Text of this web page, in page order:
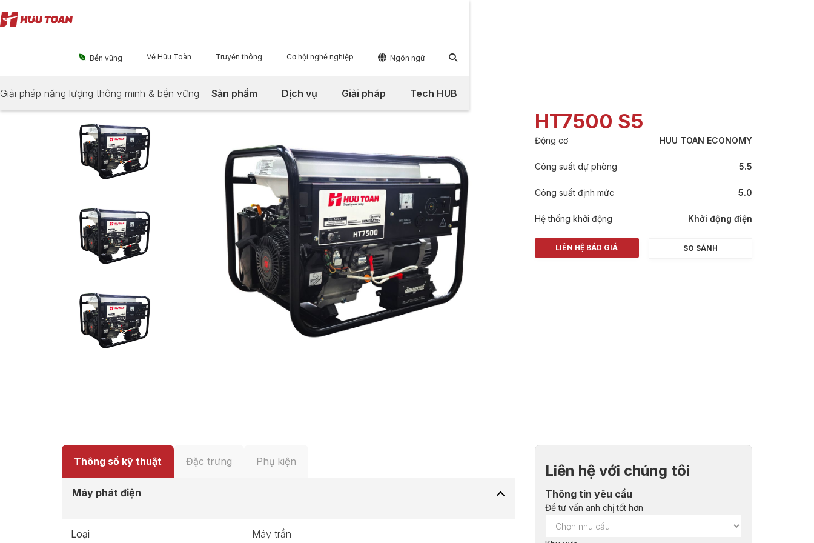
 Bền vững Về Hữu Toàn Truyền thông Cơ hội nghề nghiệp  Ngôn ngữ 
Sản phẩm Dịch vụ Giải pháp Tech HUB
Giải pháp năng lượng thông minh & bền vững
HT7500 S5
Công suất dự phòng 5.5
Công suất định mức 5.0
Hệ thống khởi động Khởi động điện
Động cơ HUU TOAN ECONOMY
SO SÁNH
LIÊN HỆ BÁO GIÁ
Thông số kỹ thuật Đặc trưng Phụ kiện
Máy phát điện
Loại Máy trần
Liên hệ với chúng tôi
Thông tin yêu cầu
Để tư vấn anh chị tốt hơn